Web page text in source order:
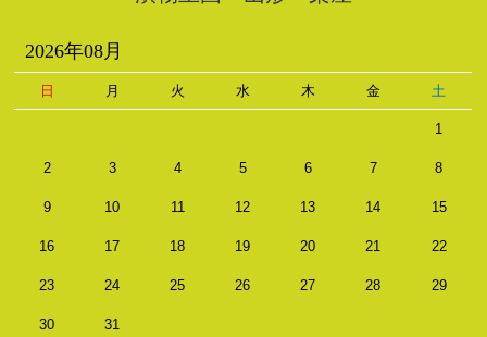
2026年08月
日 月 火 水 木 金 土
1
2 3 4 5 6 7 8
9 10 11 12 13 14 15
16 17 18 19 20 21 22
23 24 25 26 27 28 29
30 31